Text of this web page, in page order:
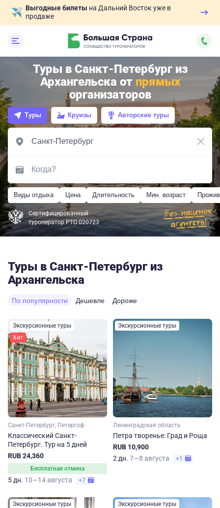
Выгодные билеты на Дальний Восток уже в
продаже
Туры в Санкт-Петербург из
Архангельска от прямых
организаторов
Туры Круизы Авторские туры
Виды отдыха Цена Длительность Мин. возраст
Сертифицированный
туроператор РТО 020723
Туры в Санкт-Петербург из
Архангельска
По популярности Дешевле Дороже
Экскурсионные туры
Хит
Санкт-Петербург, Петергоф
Классический Санкт-
Петербург. Тур на 5 дней
RUB 24,360
Бесплатная отмена
5 дн. 10—14 августа +7
Экскурсионные туры
Ленинградская область
Петра творенье: Град и Роща
RUB 10,900
2 дн. 7—8 августа +1
Экскурсионные туры Экскурсионные туры